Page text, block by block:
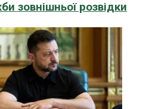
зовнішньої розвідки